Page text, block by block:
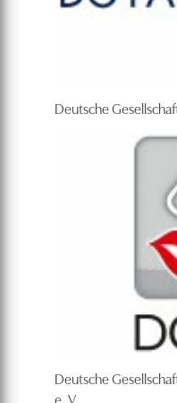
Deutsche
Deutsche
e. V.